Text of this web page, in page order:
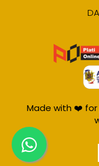
Made with ❤️ for